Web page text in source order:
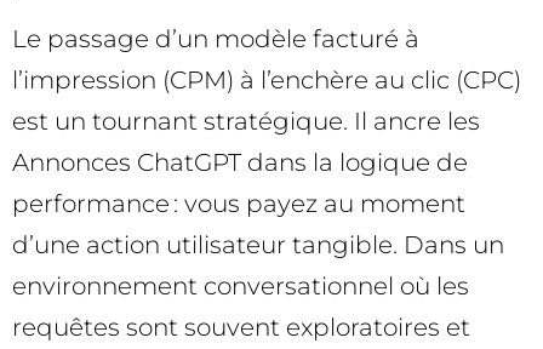
Le passage d’un modèle facturé à
l’impression (CPM) à l’enchère au clic (CPC)
est un tournant stratégique. Il ancre les
Annonces ChatGPT dans la logique de
performance : vous payez au moment
d’une action utilisateur tangible. Dans un
environnement conversationnel où les
requêtes sont souvent exploratoires et